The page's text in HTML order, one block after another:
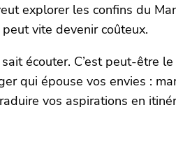
explorer les confins du
vite devenir coûteux.
écouter. C’est peut-être
qui épouse vos envies :
vos aspirations en